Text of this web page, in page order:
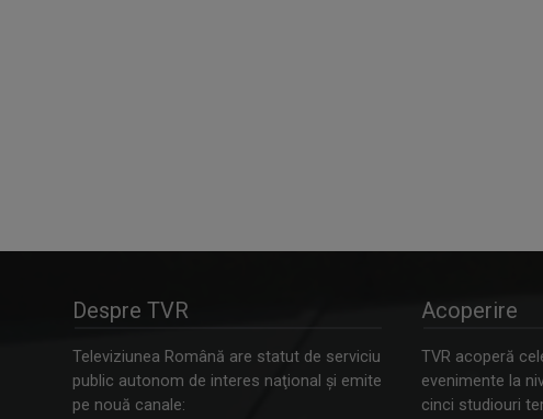
Despre TVR
Televiziunea Română are statut de serviciu
public autonom de interes naţional şi emite
pe nouă canale:
Acoperire
TVR acoperă
evenimente la
cinci studiouri